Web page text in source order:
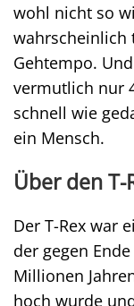
wohl nicht so
wahrscheinlich
Gehtempo.
vermutlich nur
schnell wie
ein Mensch.
Über den T-
Der T-Rex war
der gegen
Millionen
hoch wurde